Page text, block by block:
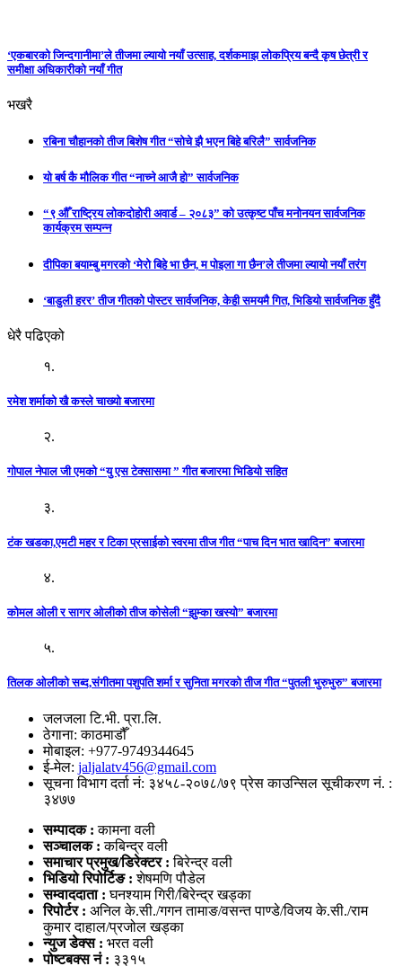
‘एकबारको जिन्दगानीमा’ले तीजमा ल्यायो नयाँ उत्साह, दर्शकमाझ लोकप्रिय बन्दै कृष छेत्री र
समीक्षा अधिकारीको नयाँ गीत
भखरै
रबिना चौहानको तीज बिशेष गीत “सोचे झै भएन बिहे बरिलै” सार्वजनिक
यो बर्ष कै मौलिक गीत “नाच्ने आजै हो” सार्वजनिक
“९ औँ राष्ट्रिय लोकदोहोरी अवार्ड – २०८३” को उत्कृष्ट पाँच मनोनयन सार्वजनिक
कार्यक्रम सम्पन्न
दीपिका बयाम्बु मगरको ‘मेरो बिहे भा छैन, म पोइला गा छैन’ले तीजमा ल्यायो नयाँ तरंग
‘बाडुली हरर’ तीज गीतको पोस्टर सार्वजनिक, केही समयमै गित, भिडियो सार्वजनिक हुँदै
धेरै पढिएको
१.
रमेश शर्माको खै कस्ले चाख्यो बजारमा
२.
गोपाल नेपाल जी एमको “यु एस टेक्सासमा ” गीत बजारमा भिडियो सहित
३.
टंक खडका,एमटी महर र टिका प्रसाईको स्वरमा तीज गीत “पाच दिन भात खादिन” बजारमा
४.
कोमल ओली र सागर ओलीको तीज कोसेली “झुम्का खस्यो” बजारमा
५.
तिलक ओलीको सब्द,संगीतमा पशुपति शर्मा र सुनिता मगरको तीज गीत “पुतली भुरुभुरु” बजारमा
जलजला टि.भी. प्रा.लि.
ठेगाना: काठमाडौँ
मोबाइल: +977-9749344645
ई-मेल: jaljalatv456@gmail.com
सूचना विभाग दर्ता नं: ३४५८-२०७८/७९ प्रेस काउन्सिल सूचीकरण नं. :
३४७७
सम्पादक :कामना वली
सञ्‍चालक : कबिन्द्र वली
समाचार प्रमुख/डिरेक्टर :बिरेन्द्र वली
भिडियो रिपोर्टिङ : शेषमणि पौडेल
सम्वाददाता :घनश्याम गिरी/बिरेन्द्र खड्का
रिपोर्टर : अनिल के.सी./गगन तामाङ/वसन्त पाण्डे/विजय के.सी./राम
कुमार दाहाल/प्रजोल खड्का
न्युज डेक्स : भरत वली
पोष्‍टबक्स नं : ३३१५